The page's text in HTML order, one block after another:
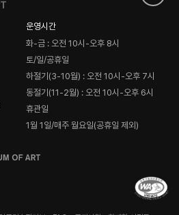
운영시간
화-금 : 오전 10시-오후 8시
토/일/공휴일
하절기(3-10월) : 오전 10시-오후 7시
동절기(11-2월) : 오전 10시-오후 6시
휴관일
1월 1일/매주 월요일(공휴일 제외)